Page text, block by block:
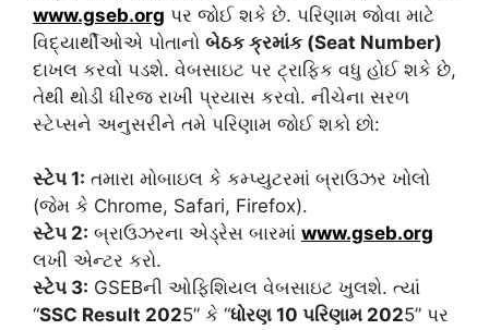
www.gseb.org પર જોઈ શકે છે. પરિણામ જોવા માટે
વિદ્યાર્થીઓએ પોતાનો બેઠક ક્રમાંક (Seat Number)
દાખલ કરવો પડશે. વેબસાઇટ પર ટ્રાફિક વધુ હોઈ શકે છે,
તેથી થોડી ધીરજ રાખી પ્રયાસ કરવો. નીચેના સરળ
સ્ટેપ્સને અનુસરીને તમે પરિણામ જોઈ શકો છો:
સ્ટેપ 1: તમારા મોબાઇલ કે કમ્પ્યુટરમાં બ્રાઉઝર ખોલો
(જેમ કે Chrome, Safari, Firefox).
સ્ટેપ 2: બ્રાઉઝરના એડ્રેસ બારમાં www.gseb.org
લખી એન્ટર કરો.
સ્ટેપ 3: GSEBની ઓફિશિયલ વેબસાઇટ ખુલશે. ત્યાં
“SSC Result 2025” કે “ધોરણ 10 પરિણામ 2025” પર